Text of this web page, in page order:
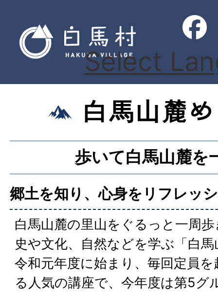
Select
白馬山麓
歩いて白馬山麓を
郷土を知り、心身をリフレッ
白馬山麓の里山をぐるっと一周
史や文化、自然などを学ぶ「白
令和元年度に始まり、毎回定員
る人気の講座で、今年度は第5グ